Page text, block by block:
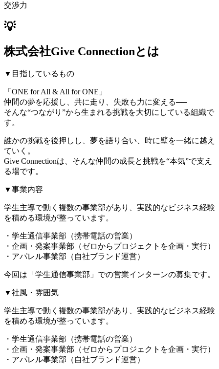
交渉力
💡
株式会社Give Connectionとは
▼目指しているもの
「ONE for All & All for ONE」
仲間の夢を応援し、共に走り、失敗も力に変える──
そんな“つながり”から生まれる挑戦を大切にしている組織で
す。
誰かの挑戦を後押しし、夢を語り合い、時に壁を一緒に越え
ていく。
Give Connectionは、そんな仲間の成長と挑戦を“本気”で支え
る場です。
▼事業内容
学生主導で動く複数の事業部があり、実践的なビジネス経験
を積める環境が整っています。
・学生通信事業部（携帯電話の営業）
・企画・発案事業部（ゼロからプロジェクトを企画・実行）
・アパレル事業部（自社ブランド運営）
今回は「学生通信事業部」での営業インターンの募集です。
▼社風・雰囲気
学生主導で動く複数の事業部があり、実践的なビジネス経験
を積める環境が整っています。
・学生通信事業部（携帯電話の営業）
・企画・発案事業部（ゼロからプロジェクトを企画・実行）
・アパレル事業部（自社ブランド運営）